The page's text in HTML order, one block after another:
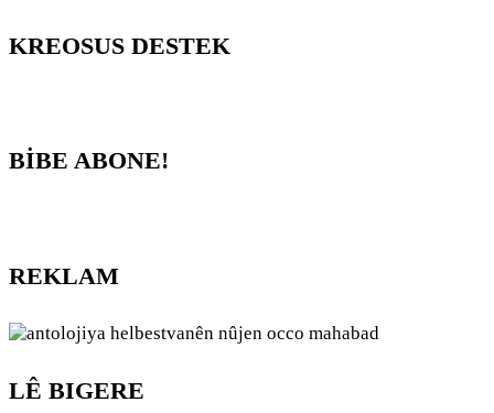
KREOSUS DESTEK
BİBE ABONE!
REKLAM
LÊ BIGERE